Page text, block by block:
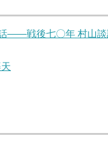
――戦後七〇年 村山談